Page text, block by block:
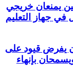
يمنعان خريجي
في جهاز التعليم
يفرض قيود على
بإنهاء